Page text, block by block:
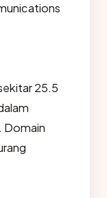
25.5
Domain